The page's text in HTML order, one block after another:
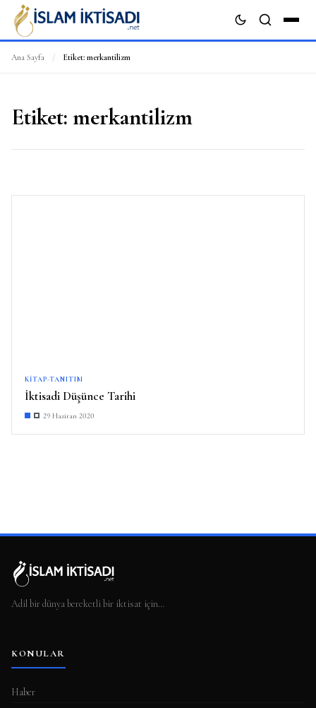
Ana Sayfa / Etiket: merkantilizm
Etiket: merkantilizm
KITAP-TANITIM
İktisadi Düşünce Tarihi
29 Haziran 2020
Adil bir dünya bereketli bir iktisat için…
KONULAR
Haber